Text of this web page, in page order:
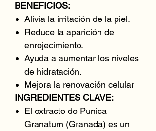
BENEFICIOS:
Alivia la irritación de la piel.
Reduce la aparición de
enrojecimiento.
Ayuda a aumentar los niveles
de hidratación.
Mejora la renovación celular
INGREDIENTES CLAVE:
El extracto de Punica
Granatum (Granada) es un